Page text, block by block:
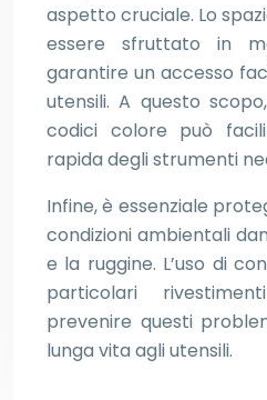
aspetto cruciale. Lo
essere sfruttato in
garantire un accesso
utensili. A questo
codici colore può
rapida degli strumenti
Infine, è essenziale
condizioni ambientali
e la ruggine. L’uso di
particolari
prevenire questi
lunga vita agli utensili.